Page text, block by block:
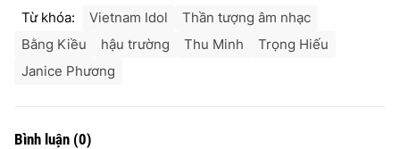
Ðiện thoại Thời báo VTV:
024.66 897 897
Từ khóa: Vietnam Idol
Thần tượng âm nhạc
Bằng Kiều
hậu trường Thu Minh
Trọng Hiếu
Janice Phương
Bình luận (0)